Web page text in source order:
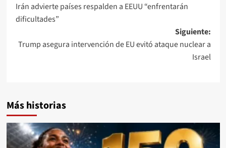
Irán advierte países respalden a EEUU “enfrentarán
dificultades”
Siguiente:
Trump asegura intervención de EU evitó ataque nuclear a
Israel
Más historias